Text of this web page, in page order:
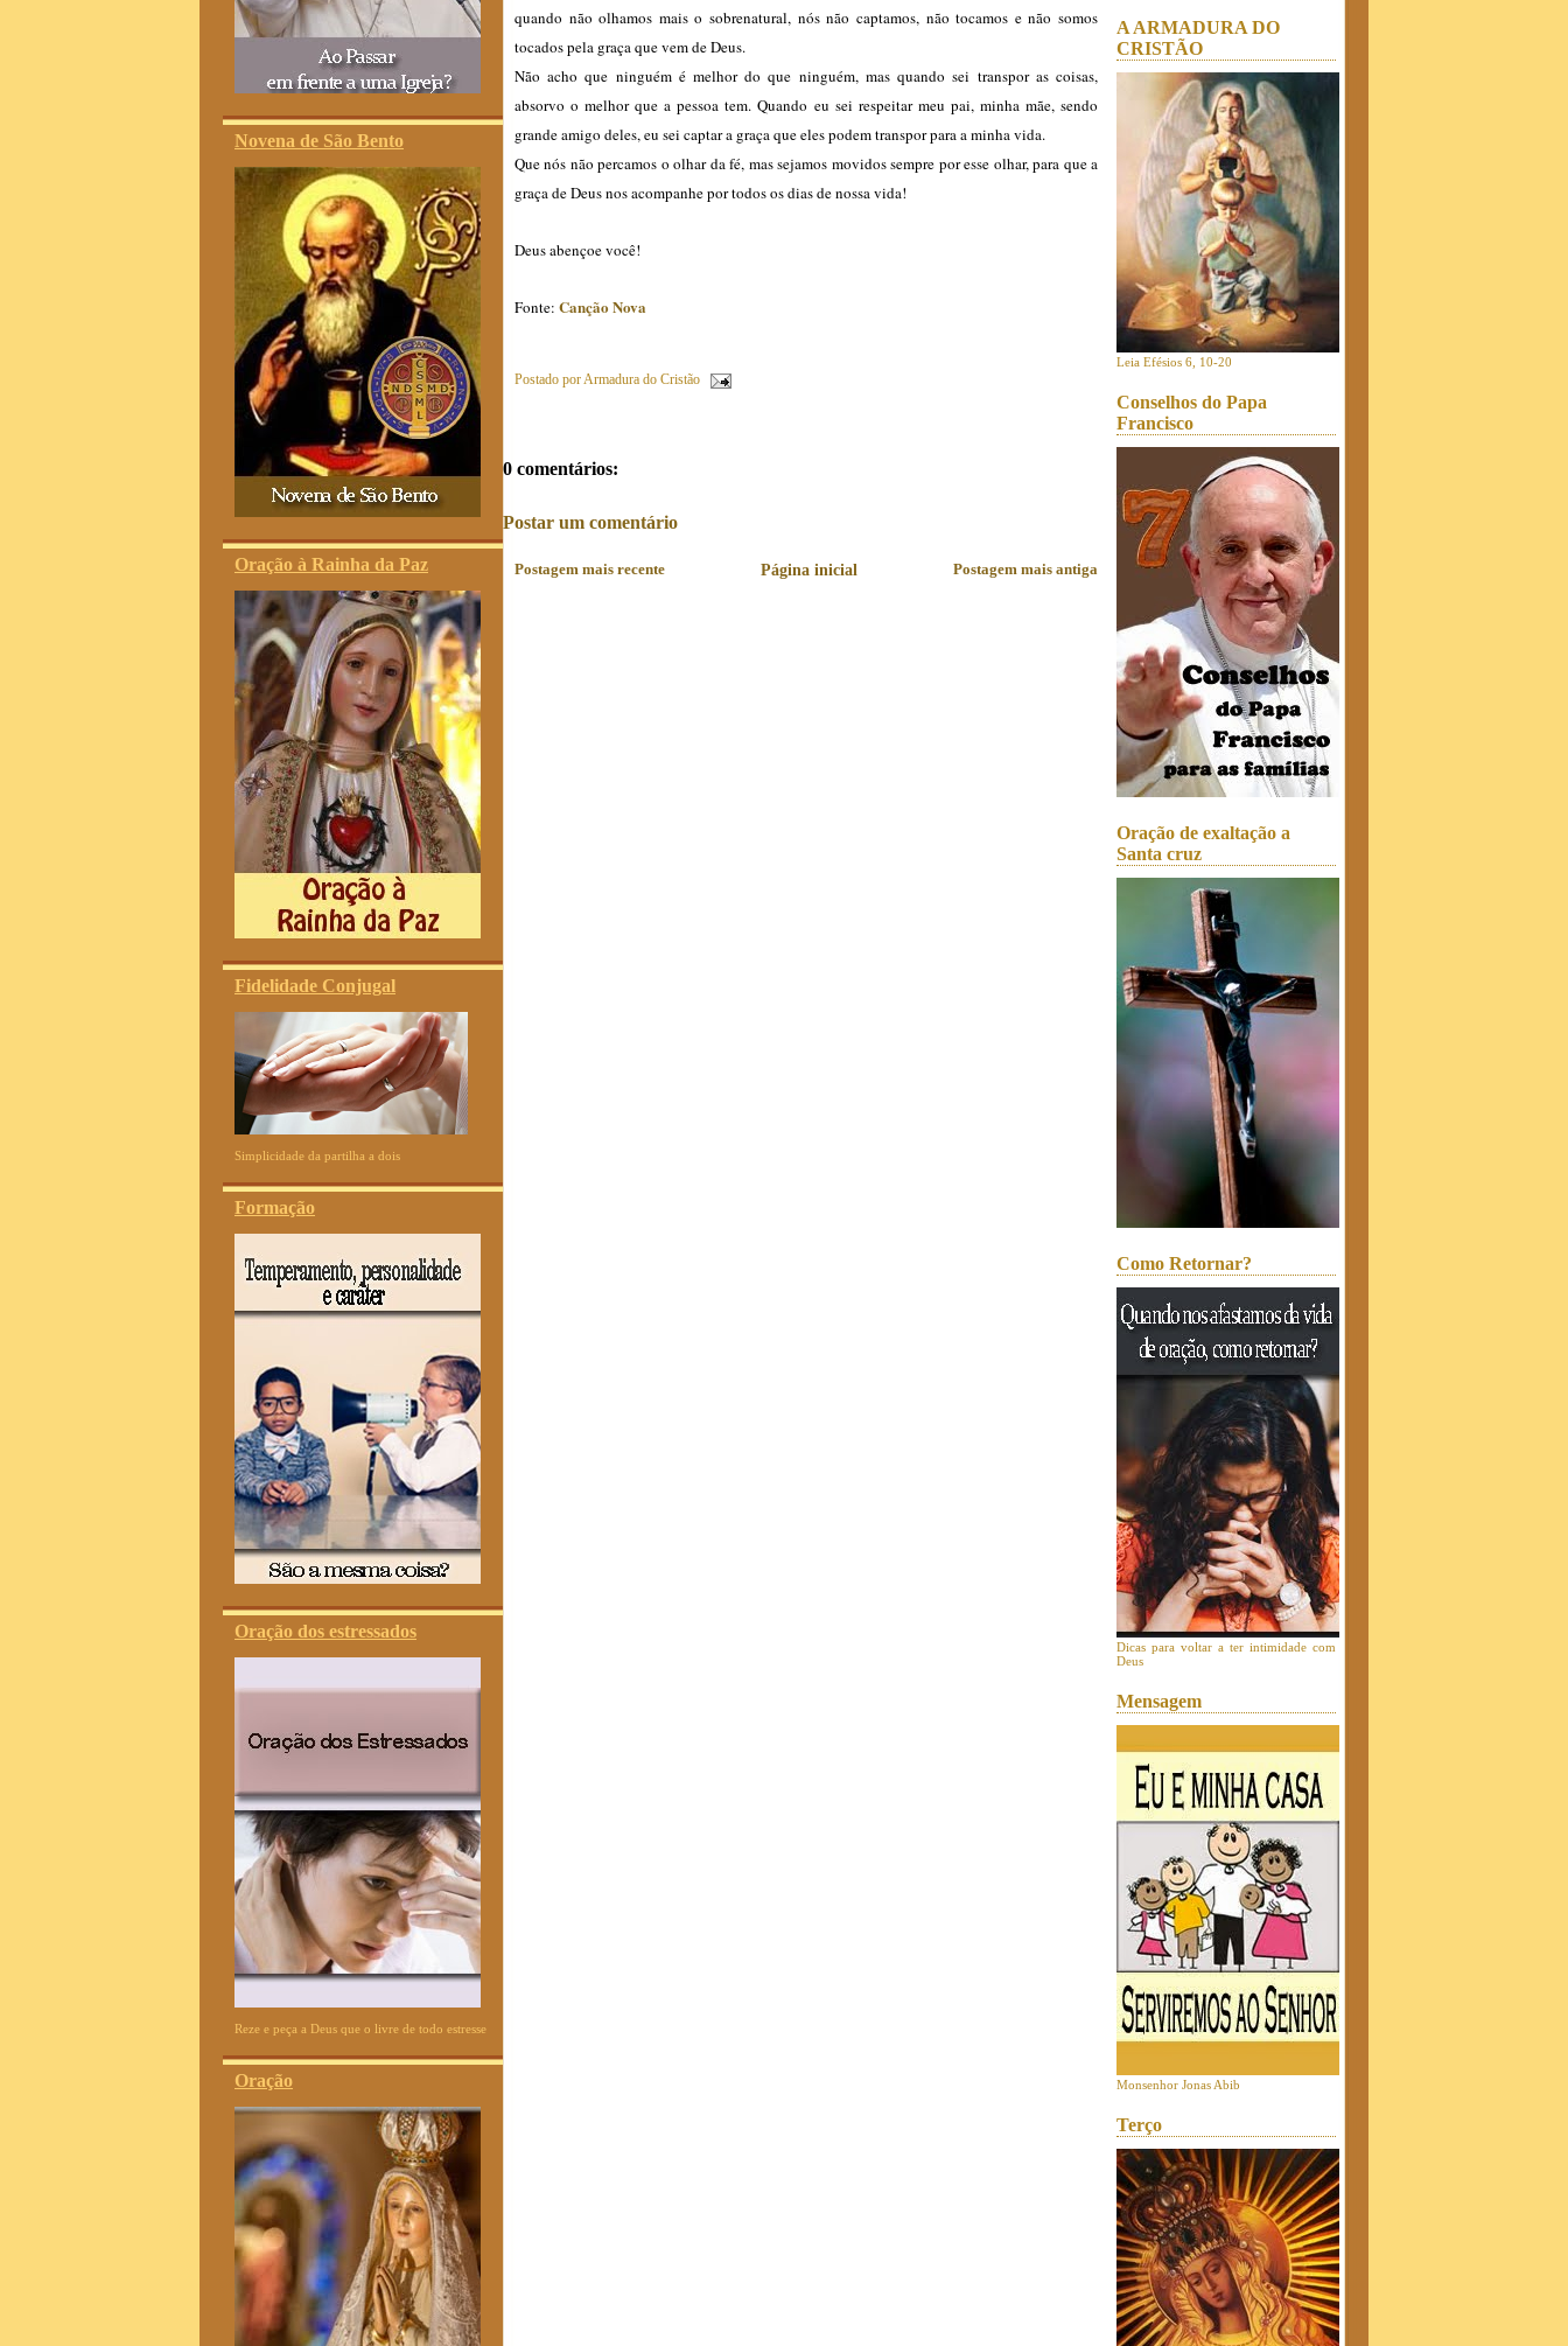
Novena de São Bento
Oração à Rainha da Paz
Fidelidade Conjugal
Simplicidade da partilha a dois
Formação
Oração dos estressados
Reze e peça a Deus que o livre de todo estresse
Oração
quando não olhamos mais o sobrenatural, nós não captamos, não tocamos e não somos
tocados pela graça que vem de Deus.
Não acho que ninguém é melhor do que ninguém, mas quando sei transpor as coisas,
absorvo o melhor que a pessoa tem. Quando eu sei respeitar meu pai, minha mãe, sendo
grande amigo deles, eu sei captar a graça que eles podem transpor para a minha vida.
Que nós não percamos o olhar da fé, mas sejamos movidos sempre por esse olhar, para que a
graça de Deus nos acompanhe por todos os dias de nossa vida!
Deus abençoe você!
Fonte: Canção Nova
Postado porArmadura do Cristão
0 comentários:
Postar um comentário
Postagem mais recente Postagem mais antiga
Página inicial
A ARMADURA DO
CRISTÃO
Leia Efésios 6, 10-20
Conselhos do Papa
Francisco
Oração de exaltação a
Santa cruz
Como Retornar?
Dicas para voltar a ter intimidade com
Deus
Mensagem
Monsenhor Jonas Abib
Terço